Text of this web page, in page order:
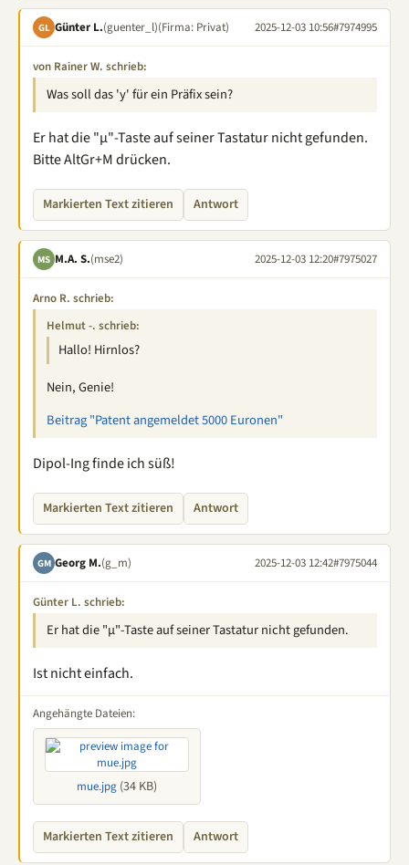
GL Günter L.(guenter_l)(Firma: Privat) 2025-12-03 10:56#7974995
von Rainer W. schrieb:
Was soll das 'y' für ein Präfix sein?
Er hat die "µ"-Taste auf seiner Tastatur nicht gefunden.
Bitte AltGr+M drücken.
Markierten Text zitieren Antwort
MS M.A. S.(mse2) 2025-12-03 12:20#7975027
Arno R. schrieb:
Helmut -. schrieb:
Hallo! Hirnlos?
Nein, Genie!
Beitrag "Patent angemeldet 5000 Euronen"
Dipol-Ing finde ich süß!
Markierten Text zitieren Antwort
GM Georg M.(g_m) 2025-12-03 12:42#7975044
Günter L. schrieb:
Er hat die "µ"-Taste auf seiner Tastatur nicht gefunden.
Ist nicht einfach.
Angehängte Dateien:
mue.jpg (34 KB)
Markierten Text zitieren Antwort